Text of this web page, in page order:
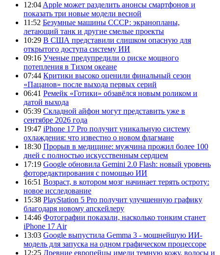
12:04 Apple может разделить анонсы смартфонов и
показать три новые модели весной
11:52 Безумные машины СССР: экранопланы,
летающий танк и другие смелые проекты
10:29 В США представили слишком опасную для
открытого доступа систему ИИ
09:16 Ученые предупредили о риске мощного
потепления в Тихом океане
07:44 Критики высоко оценили финальный сезон
«Пацанов» после выхода первых серий
06:41 Ремейк «Готики» обзавёлся новым роликом и
датой выхода
05:39 Складной айфон могут представить уже в
сентябре 2026 года
19:47 iPhone 17 Pro получит уникальную систему
охлаждения: что известно о новом флагмане
18:30 Прорыв в медицине: мужчина прожил более 100
дней с полностью искусственным сердцем
17:19 Google обновила Gemini 2.0 Flash: новый уровень
фоторедактирования с помощью ИИ
16:51 Возраст, в котором мозг начинает терять остроту:
новое исследование
15:38 PlayStation 5 Pro получит улучшенную графику
благодаря новому апскейлеру
14:46 Фотографии показали, насколько тонким станет
iPhone 17 Air
13:03 Google выпустила Gemma 3 - мощнейшую ИИ-
модель для запуска на одном графическом процессоре
12:25 Древние европейцы имели темную кожу, волосы и